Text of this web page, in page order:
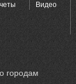
Видео
городам